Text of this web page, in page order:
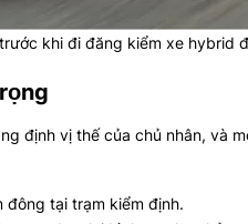
khi đi đăng kiểm xe hybrid
định vị thế của chủ nhân, và
đông tại trạm kiểm định.